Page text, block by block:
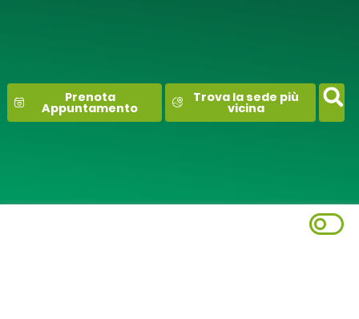
Prenota
Appuntamento
Trova la sede più
vicina